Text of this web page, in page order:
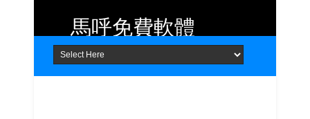
Home About Contact
馬呼免費軟體
提供 Android、iOS 好用的手機應用
程式及 Windows 免費軟體